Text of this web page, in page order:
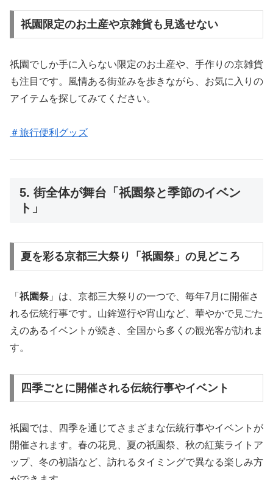
祇園限定のお土産や京雑貨も見逃せない
祇園でしか手に入らない限定のお土産や、手作りの京雑貨
も注目です。風情ある街並みを歩きながら、お気に入りの
アイテムを探してみてください。
＃旅行便利グッズ
5. 街全体が舞台「祇園祭と季節のイベン
ト」
夏を彩る京都三大祭り「祇園祭」の見どころ
「 祇園祭 」は、京都三大祭りの一つで、毎年7月に開催さ
れる伝統行事です。山鉾巡行や宵山など、華やかで見ごた
えのあるイベントが続き、全国から多くの観光客が訪れま
す。
四季ごとに開催される伝統行事やイベント
祇園では、四季を通じてさまざまな伝統行事やイベントが
開催されます。春の花見、夏の祇園祭、秋の紅葉ライトア
ップ、冬の初詣など、訪れるタイミングで異なる楽しみ方